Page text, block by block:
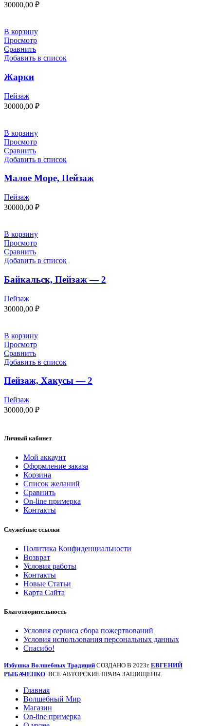
30000,00 ₽
В корзину
Просмотр
Сравнить
Добавить в список
Жарки
Пейзаж
30000,00 ₽
В корзину
Просмотр
Сравнить
Добавить в список
Малое Море, Пейзаж
Пейзаж
30000,00 ₽
В корзину
Просмотр
Сравнить
Добавить в список
Байкальск, Пейзаж — 2
Пейзаж
30000,00 ₽
В корзину
Просмотр
Сравнить
Добавить в список
Пейзаж, Хакусы — 2
Пейзаж
30000,00 ₽
Личный кабинет
Мой аккаунт
Оформление заказа
Корзина
Список желаний
Сравнить
On-line примерка
Контакты
Служебные ссылки
Политика Конфиденциальности
Возврат
Условия работы
Контакты
Новые Статьи
Карта Сайта
Благотворительность
Условия сервиса сбора пожертвований
Условия использования персональных данных
Спасибо!
Избушка Волшебных Традиций СОЗДАНО В 2023г. ЕВГЕНИЙ
РЫБАЧЕНКО. ВСЕ АВТОРСКИЕ ПРАВА ЗАЩИЩЕНЫ.
Главная
Волшебный Мир
Магазин
On-line примерка